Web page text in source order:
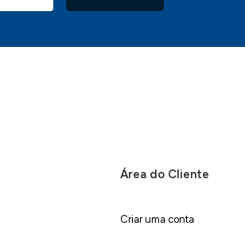
Área do Cliente
Criar uma conta